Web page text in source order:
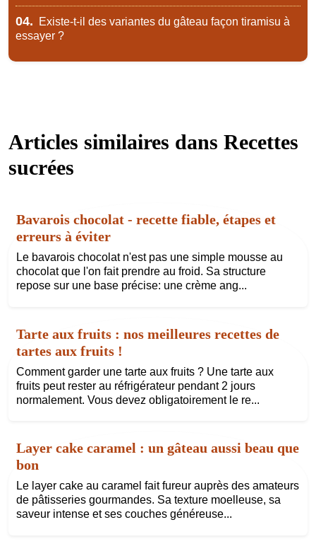
04.
Existe-t-il des variantes du gâteau façon tiramisu à
essayer ?
Articles similaires dans Recettes
sucrées
Bavarois chocolat - recette fiable, étapes et
erreurs à éviter
Le bavarois chocolat n'est pas une simple mousse au
chocolat que l'on fait prendre au froid. Sa structure
repose sur une base précise: une crème ang...
Tarte aux fruits : nos meilleures recettes de
tartes aux fruits !
Comment garder une tarte aux fruits ? Une tarte aux
fruits peut rester au réfrigérateur pendant 2 jours
normalement. Vous devez obligatoirement le re...
Layer cake caramel : un gâteau aussi beau que
bon
Le layer cake au caramel fait fureur auprès des amateurs
de pâtisseries gourmandes. Sa texture moelleuse, sa
saveur intense et ses couches généreuse...